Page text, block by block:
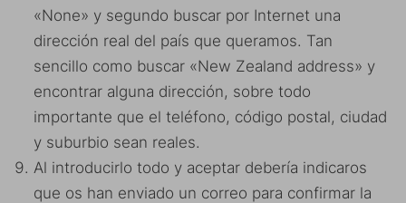
«None» y segundo buscar por Internet una
dirección real del país que queramos. Tan
sencillo como buscar «New Zealand address» y
encontrar alguna dirección, sobre todo
importante que el teléfono, código postal, ciudad
y suburbio sean reales.
Al introducirlo todo y aceptar debería indicaros
que os han enviado un correo para confirmar la